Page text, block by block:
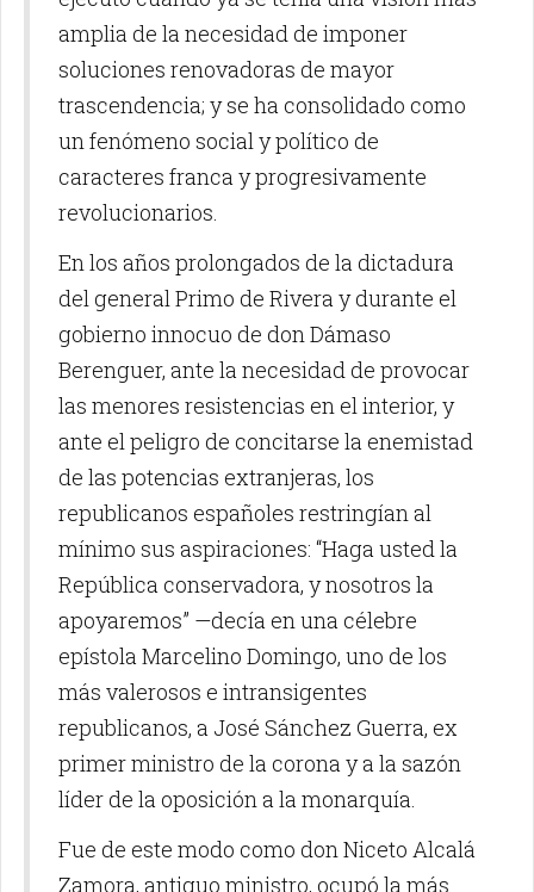
amplia de la necesidad de imponer
soluciones renovadoras de mayor
trascendencia; y se ha consolidado como
un fenómeno social y político de
caracteres franca y progresivamente
revolucionarios.
En los años prolongados de la dictadura
del general Primo de Rivera y durante el
gobierno innocuo de don Dámaso
Berenguer, ante la necesidad de provocar
las menores resistencias en el interior, y
ante el peligro de concitarse la enemistad
de las potencias extranjeras, los
republicanos españoles restringían al
mínimo sus aspiraciones: “Haga usted la
República conservadora, y nosotros la
apoyaremos” —decía en una célebre
epístola Marcelino Domingo, uno de los
más valerosos e intransigentes
republicanos, a José Sánchez Guerra, ex
primer ministro de la corona y a la sazón
líder de la oposición a la monarquía.
Fue de este modo como don Niceto Alcalá
Zamora, antiguo ministro, ocupó la más